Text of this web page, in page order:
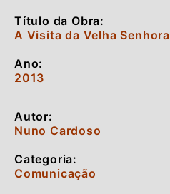
Título da Obra:
A Visita da Velha Senhora
Ano:
2013
Autor:
Nuno Cardoso
Categoria:
Comunicação